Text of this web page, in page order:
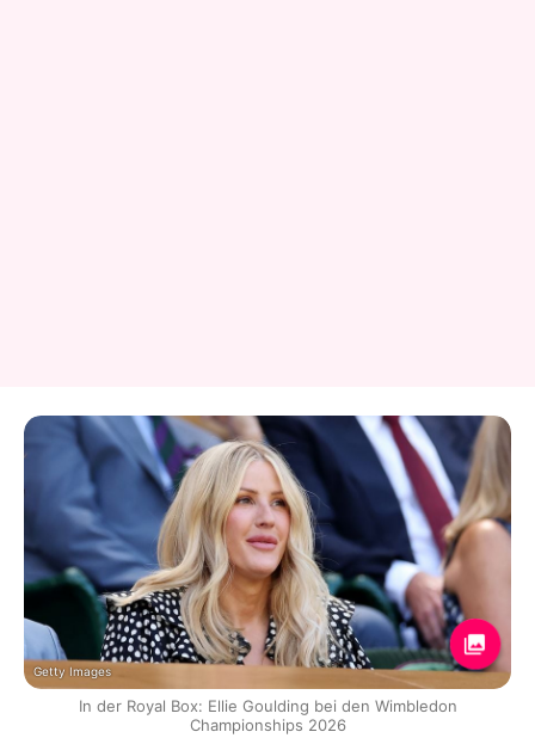
Getty Images
In der Royal Box: Ellie Goulding bei den Wimbledon
Championships 2026